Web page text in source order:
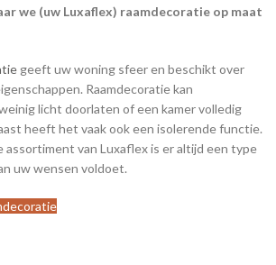
we (uw Luxaflex) raamdecoratie op maat
geeft uw woning sfeer en beschikt over
Raamdecoratie kan
licht doorlaten of een kamer volledig
heeft het vaak ook een isolerende functie.
assortiment van Luxaflex is er altijd een type
uw wensen voldoet.